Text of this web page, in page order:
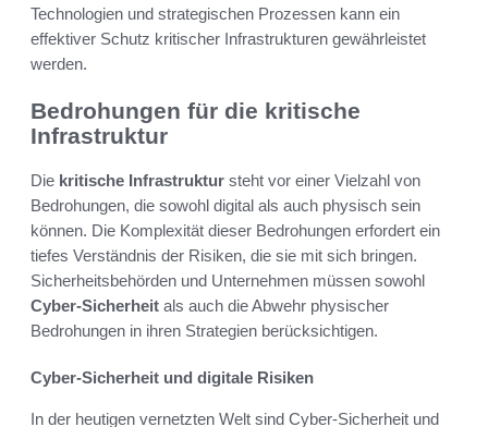
Technologien und strategischen Prozessen kann ein
effektiver Schutz kritischer Infrastrukturen gewährleistet
werden.
Bedrohungen für die kritische
Infrastruktur
Die kritische Infrastruktur steht vor einer Vielzahl von
Bedrohungen, die sowohl digital als auch physisch sein
können. Die Komplexität dieser Bedrohungen erfordert ein
tiefes Verständnis der Risiken, die sie mit sich bringen.
Sicherheitsbehörden und Unternehmen müssen sowohl
Cyber-Sicherheit als auch die Abwehr physischer
Bedrohungen in ihren Strategien berücksichtigen.
Cyber-Sicherheit und digitale Risiken
In der heutigen vernetzten Welt sind Cyber-Sicherheit und